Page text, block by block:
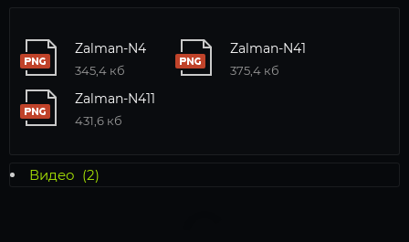
Zalman-N4
345,4 кб
Zalman-N41
375,4 кб
Zalman-N411
431,6 кб
Видео (2)